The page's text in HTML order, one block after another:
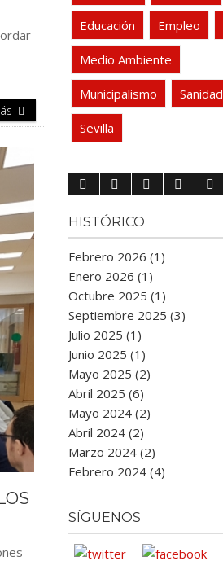
Educación Empleo
Medio Ambiente
Municipalismo Sanidad
Sevilla
HISTÓRICO
Febrero 2026 (1)
Enero 2026 (1)
Octubre 2025 (1)
Septiembre 2025 (3)
Julio 2025 (1)
Junio 2025 (1)
Mayo 2025 (2)
Abril 2025 (6)
Mayo 2024 (2)
Abril 2024 (2)
Marzo 2024 (2)
Febrero 2024 (4)
SÍGUENOS